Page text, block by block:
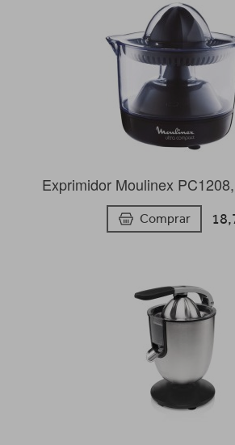
Exprimidor Moulinex
Comprar